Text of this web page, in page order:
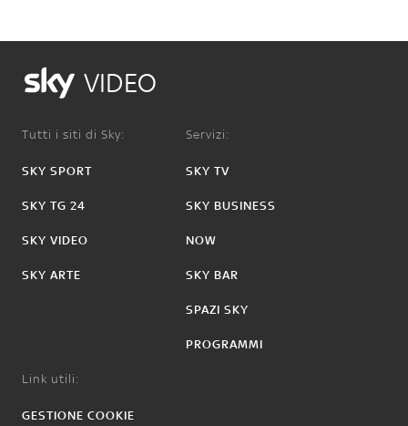
VIDEO
Tutti i siti di Sky:
SKY SPORT
SKY TG 24
SKY VIDEO
SKY ARTE
Servizi:
SKY TV
SKY BUSINESS
NOW
SKY BAR
SPAZI SKY
PROGRAMMI
Link utili:
GESTIONE COOKIE